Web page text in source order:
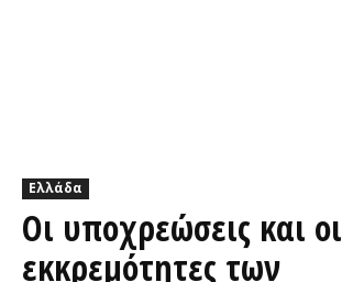
Ελλάδα
Οι υποχρεώσεις και οι
εκκρεμότητες των